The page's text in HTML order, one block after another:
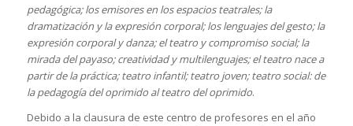
pedagógica; los emisores en los espacios teatrales; la
dramatización y la expresión corporal; los lenguajes del gesto; la
expresión corporal y danza; el teatro y compromiso social; la
mirada del payaso; creatividad y multilenguajes; el teatro nace a
partir de la práctica; teatro infantil; teatro joven; teatro social: de
la pedagogía del oprimido al teatro del oprimido.
Debido a la clausura de este centro de profesores en el año